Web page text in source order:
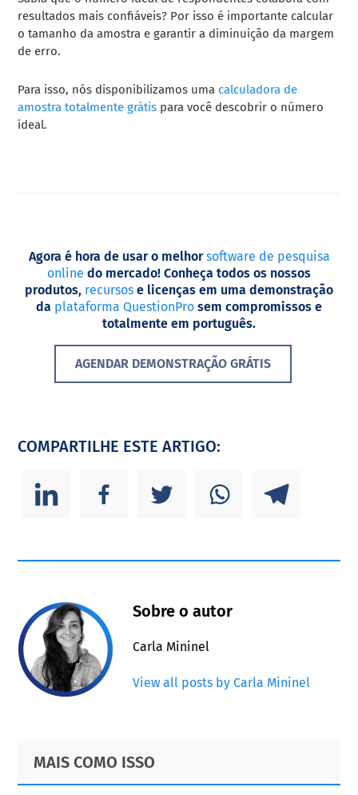
resultados mais confiáveis? Por isso é importante calcular
o tamanho da amostra e garantir a diminuição da margem
de erro.
Para isso, nós disponibilizamos uma calculadora de
amostra totalmente grátis para você descobrir o número
ideal.
Agora é hora de usar o melhorsoftware de pesquisa
online do mercado! Conheça todos os nossos
produtos, recursos e licenças em uma demonstração
da plataforma QuestionPro sem compromissos e
totalmente em português.
AGENDAR DEMONSTRAÇÃO GRÁTIS
COMPARTILHE ESTE ARTIGO:
Sobre o autor
Carla Mininel
View all posts by Carla Mininel
Primary
Sidebar
Footer
MAIS COMO ISSO